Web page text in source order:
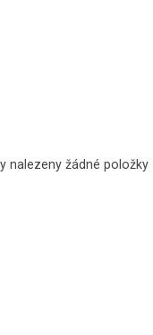
nalezeny žádné položky